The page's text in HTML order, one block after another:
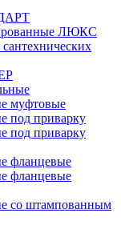
ЛЮКС
муфтовые
под приварку
под приварку
фланцевые
фланцевые
со штампованным